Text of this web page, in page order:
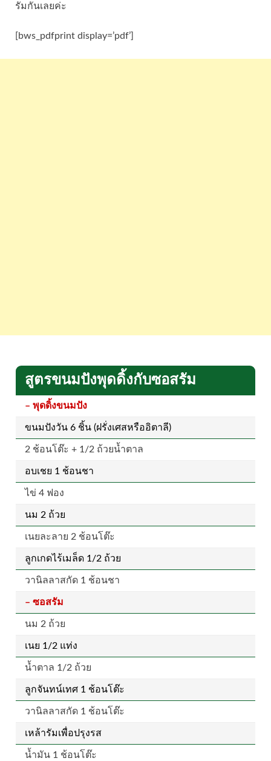
รัมกันเลยค่ะ
[bws_pdfprint display=’pdf’]
สูตรขนมปังพุดดิ้งกับซอสรัม
– พุดดิ้งขนมปัง
ขนมปังวัน 6 ชิ้น (ฝรั่งเศสหรืออิตาลี)
2 ช้อนโต๊ะ + 1/2 ถ้วยน้ำตาล
อบเชย 1 ช้อนชา
ไข่ 4 ฟอง
นม 2 ถ้วย
เนยละลาย 2 ช้อนโต๊ะ
ลูกเกดไร้เมล็ด 1/2 ถ้วย
วานิลลาสกัด 1 ช้อนชา
– ซอสรัม
นม 2 ถ้วย
เนย 1/2 แท่ง
น้ำตาล 1/2 ถ้วย
ลูกจันทน์เทศ 1 ช้อนโต๊ะ
วานิลลาสกัด 1 ช้อนโต๊ะ
เหล้ารัมเพื่อปรุงรส
น้ำมัน 1 ช้อนโต๊ะ